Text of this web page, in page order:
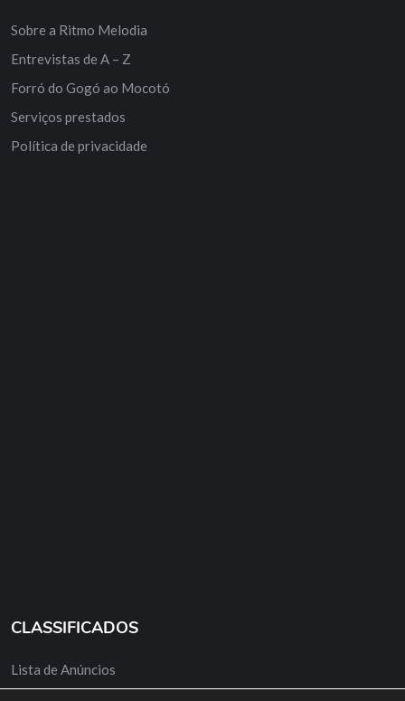
Sobre a Ritmo Melodia
Entrevistas de A – Z
Forró do Gogó ao Mocotó
Serviços prestados
Política de privacidade
CLASSIFICADOS
Lista de Anúncios